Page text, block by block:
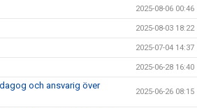
2025-08-06 00:46
2025-08-03 18:22
2025-07-04 14:37
2025-06-28 16:40
och ansvarig över
2025-06-26 08:15